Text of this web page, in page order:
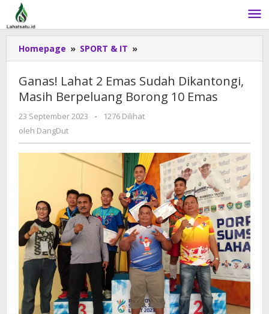
Lewati
konten
Homepage » SPORT & IT »
Lahat
Emas
Sudah
Dikantongi,
10
Emas
Ganas! Lahat 2 Emas Sudah Dikantongi,
Masih Berpeluang Borong 10 Emas
23 September 2023
oleh
-
1276 Dilihat
oleh DangDut